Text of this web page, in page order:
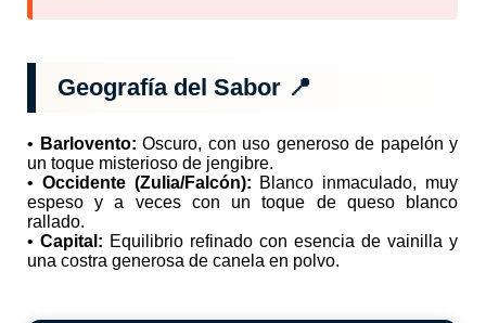
Geografía del Sabor 📍
• Barlovento: Oscuro, con uso generoso de papelón y
un toque misterioso de jengibre.
• Occidente (Zulia/Falcón): Blanco inmaculado, muy
espeso y a veces con un toque de queso blanco
rallado.
• Capital: Equilibrio refinado con esencia de vainilla y
una costra generosa de canela en polvo.